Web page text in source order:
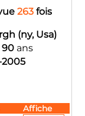
263fois
(ny, Usa)
90ans
2005
Affiche